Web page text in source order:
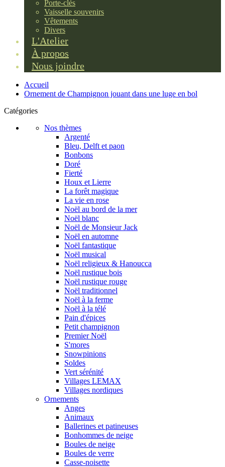
Porte-clés
Vaisselle souvenirs
Vêtements
Divers
L'Atelier
À propos
Nous joindre
Accueil
Ornement de Champignon jouant dans une luge en bol
Catégories
Nos thèmes
Argenté
Bleu, Delft et paon
Bonbons
Doré
Fierté
Houx et Lierre
La forêt magique
La vie en rose
Noël au bord de la mer
Noël blanc
Noël de Monsieur Jack
Noël en automne
Noël fantastique
Noël musical
Noël religieux & Hanoucca
Noël rustique bois
Noël rustique rouge
Noël traditionnel
Noël à la ferme
Noël à la télé
Pain d'épices
Petit champignon
Premier Noël
S'mores
Snowpinions
Soldes
Vert sérénité
Villages LEMAX
Villages nordiques
Ornements
Anges
Animaux
Ballerines et patineuses
Bonhommes de neige
Boules de neige
Boules de verre
Casse-noisette